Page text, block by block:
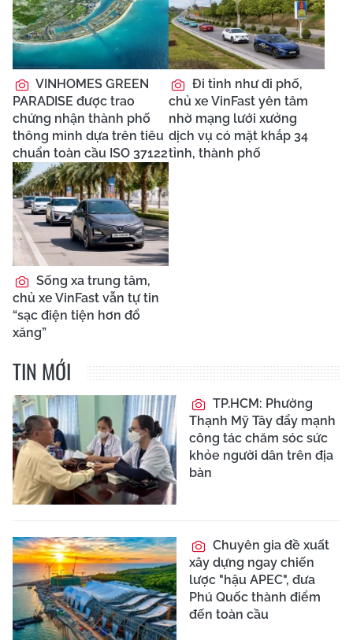
VINHOMES GREEN
PARADISE được trao
chứng nhận thành phố
thông minh dựa trên tiêu
chuẩn toàn cầu ISO 37122
Đi tỉnh như đi phố,
chủ xe VinFast yên tâm
nhờ mạng lưới xưởng
dịch vụ có mặt khắp 34
tỉnh, thành phố
Sống xa trung tâm,
chủ xe VinFast vẫn tự tin
“sạc điện tiện hơn đổ
xăng”
TIN MỚI
TP.HCM: Phường
Thạnh Mỹ Tây đẩy mạnh
công tác chăm sóc sức
khỏe người dân trên địa
bàn
Chuyên gia đề xuất
xây dựng ngay chiến
lược "hậu APEC", đưa
Phú Quốc thành điểm
đến toàn cầu